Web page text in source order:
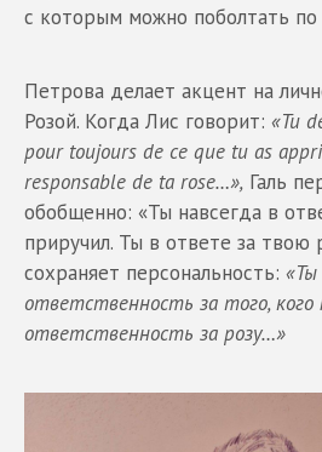
с которым можно поболтать
Петрова делает акцент на
Розой. Когда Лис говорит: «Tu
pour toujours de ce que tu as
responsable de ta rose…», Галь
обобщенно: «Ты навсегда в
приручил. Ты в ответе за твою
сохраняет персональность:
ответственность за того, кого
ответственность за розу…»